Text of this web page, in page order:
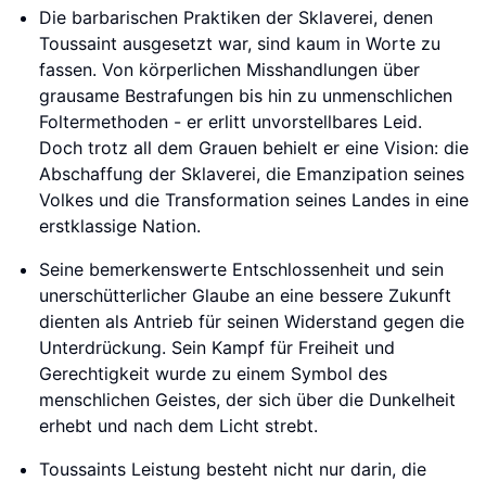
Die barbarischen Praktiken der Sklaverei, denen
Toussaint ausgesetzt war, sind kaum in Worte zu
fassen. Von körperlichen Misshandlungen über
grausame Bestrafungen bis hin zu unmenschlichen
Foltermethoden - er erlitt unvorstellbares Leid.
Doch trotz all dem Grauen behielt er eine Vision: die
Abschaffung der Sklaverei, die Emanzipation seines
Volkes und die Transformation seines Landes in eine
erstklassige Nation.
Seine bemerkenswerte Entschlossenheit und sein
unerschütterlicher Glaube an eine bessere Zukunft
dienten als Antrieb für seinen Widerstand gegen die
Unterdrückung. Sein Kampf für Freiheit und
Gerechtigkeit wurde zu einem Symbol des
menschlichen Geistes, der sich über die Dunkelheit
erhebt und nach dem Licht strebt.
Toussaints Leistung besteht nicht nur darin, die